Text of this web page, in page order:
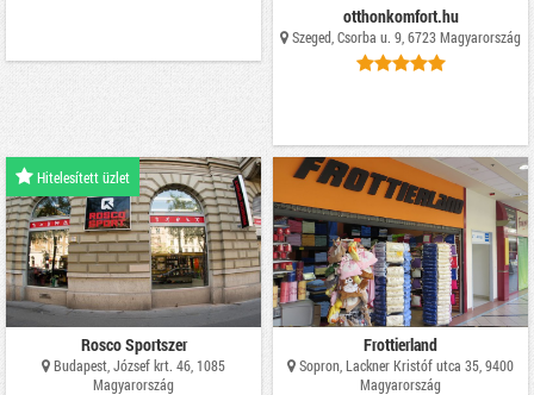
otthonkomfort.hu
Szeged, Csorba u. 9, 6723 Magyarország
Hitelesített üzlet
Rosco Sportszer
Budapest, József krt. 46, 1085
Magyarország
Frottierland
Sopron, Lackner Kristóf utca 35, 9400
Magyarország